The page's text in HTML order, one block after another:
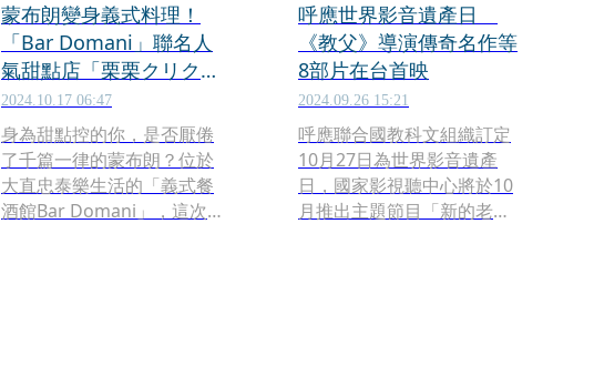
蒙布朗變身義式料理！
「Bar Domani」聯名人
氣甜點店「栗栗クリク
リ」 白玉苦瓜帶來味覺
驚喜
2024.10.17 06:47
身為甜點控的你，是否厭倦
了千篇一律的蒙布朗？位於
大直忠泰樂生活的「義式餐
酒館Bar Domani」，這次攜
呼應世界影音遺產日
《教父》導演傳奇名作等
8部片在台首映
2024.09.26 15:21
呼應聯合國教科文組織訂定
10月27日為世界影音遺產
日，國家影視聽中心將於10
月推出主題節目「新的老電